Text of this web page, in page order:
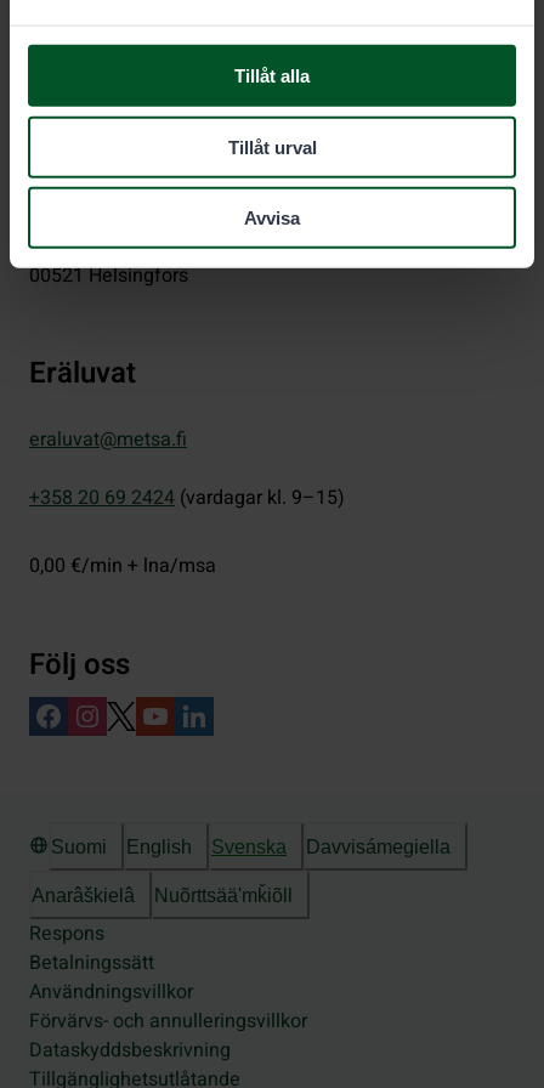
Tillåt alla
Tillåt urval
Avvisa
PB 80 (Semaforbron 12 C)
00521Helsingfors
Eräluvat
eraluvat@metsa.fi
+358 20 69 2424 (vardagar kl. 9–15)
0,00 €/min + lna/msa
Följ oss
Suomi English Svenska Davvisámegiella
Anarâškielâ Nuõrttsääʹmǩiõll
Respons
Betalningssätt
Användningsvillkor
Förvärvs- och annulleringsvillkor
Dataskyddsbeskrivning
Tillgänglighetsutlåtande